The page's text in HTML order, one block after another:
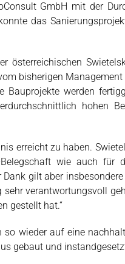
GmbH mit der
das
österreichischen
bisherigen Management
Bauprojekte werden
hohen
erreicht zu haben.
wie auch für
Dank gilt aber
verantwortungsvoll
gestellt hat.“
so wieder auf eine
gebaut und